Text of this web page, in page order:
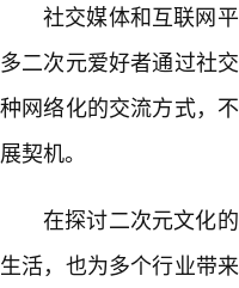
社交媒体和互联网
多二次元爱好者通过社
种网络化的交流方式，
展契机。
在探讨二次元文化
生活，也为多个行业带